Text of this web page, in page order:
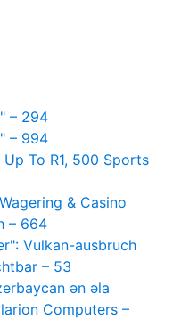
– 294
– 994
To R1, 500 Sports
& Casino
– 664
Vulkan-ausbruch
– 53
ən əla
Computers –